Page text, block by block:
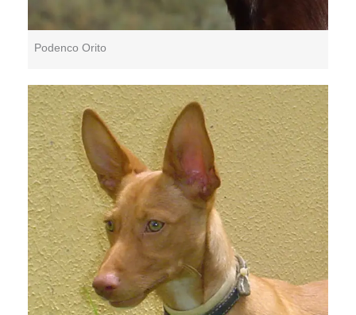
Podenco Orito